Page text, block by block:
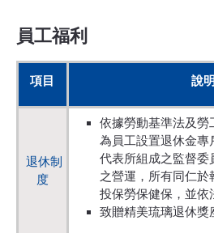
員工福利
項目 說明
退休制
度
依據勞動基準法及勞
為員工設置退休金專
代表所組成之監督委
之營運，所有同仁
投保勞保健保，並依
致贈精美琉璃退休獎